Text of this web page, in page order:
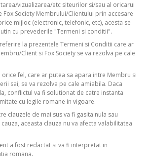
vizualizarea/etc siteurilor si/sau al oricarui
Society Membrului/Clientului prin accesare
mijloc (electronic, telefonic, etc), acesta se
cu prevederile "Termeni si conditii".
la prezentele Termeni si Conditii care ar
Client si Fox Society se va rezolva pe cale
fel, care ar putea sa apara intre Membru si
sai, se va rezolva pe cale amiabila. Daca
conflictul va fi solutionat de catre instanta
cu legile romane in vigoare.
clauzele de mai sus va fi gasita nula sau
aceasta clauza nu va afecta valabilitatea
a fost redactat si va fi interpretat in
romana.